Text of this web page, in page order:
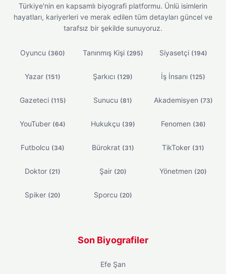
Türkiye'nin en kapsamlı biyografi platformu. Ünlü isimlerin
hayatları, kariyerleri ve merak edilen tüm detayları güncel ve
tarafsız bir şekilde sunuyoruz.
Oyuncu (360) Tanınmış Kişi (295) Siyasetçi (194)
Yazar (151) Şarkıcı (129) İş İnsanı (125)
Gazeteci (115) Sunucu (81) Akademisyen (73)
YouTuber (64) Hukukçu (39) Fenomen (36)
Futbolcu (34) Bürokrat (31) TikToker (31)
Doktor (21) Şair (20) Yönetmen (20)
Spiker (20) Sporcu (20)
Son Biyografiler
Efe Şan